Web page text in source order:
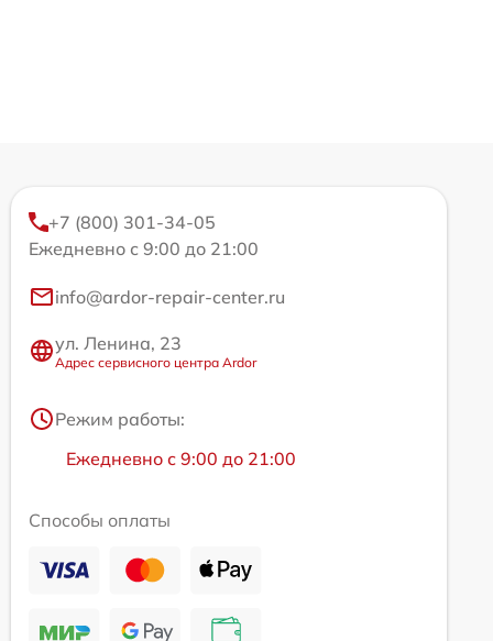
+7 (800) 301-34-05
Ежедневно с 9:00 до 21:00
info@ardor-repair-center.ru
ул. Ленина, 23
Адрес сервисного центра Ardor
Режим работы:
Ежедневно с 9:00 до 21:00
Способы оплаты